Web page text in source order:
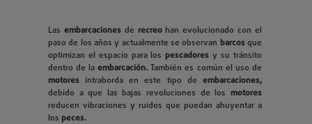
Las embarcacionesde recreohan evolucionado con el
paso de los años y actualmente se observan barcosque
optimizan el espacio para los pescadores y su tránsito
dentro de laembarcación. También es común el uso de
motores intraborda en este tipo de embarcaciones,
debido a que las bajas revoluciones de los motores
reducen vibraciones y ruidos que puedan ahuyentar a
los peces.